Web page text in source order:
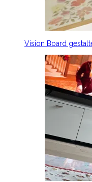
Vision Board